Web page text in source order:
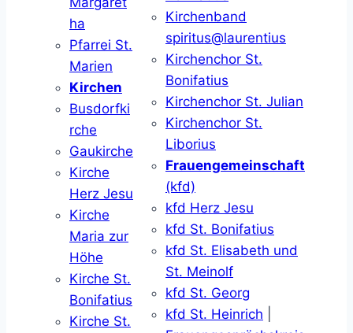
ha
Pfarrei St.
Marien
Kirchen
Busdorfki
rche
Gaukirche
Kirche
Herz Jesu
Kirche
Maria zur
Höhe
Kirche St.
Bonifatius
Kirche St.
Kirchenband
spiritus@laurentius
Kirchenchor St.
Bonifatius
Kirchenchor St. Julian
Kirchenchor St.
Liborius
Frauengemeinschaft
(kfd)
kfd Herz Jesu
kfd St. Bonifatius
kfd St. Elisabeth und
St. Meinolf
kfd St. Georg
kfd St. Heinrich